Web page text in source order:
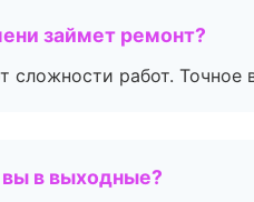
займет ремонт?
сложности работ.
в выходные?